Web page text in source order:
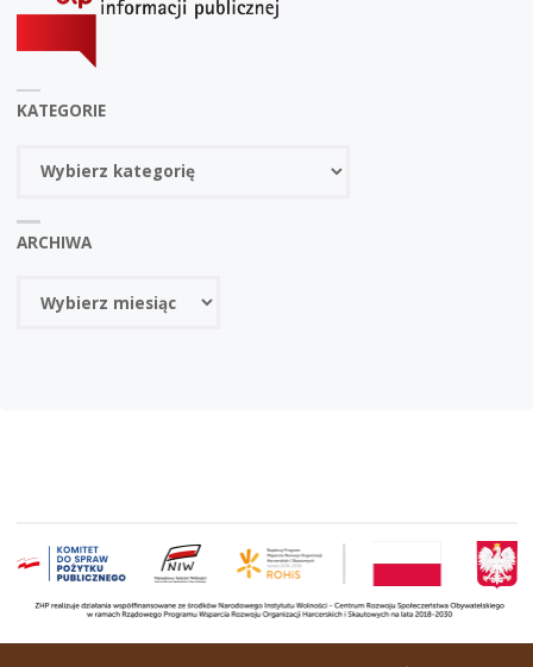
KATEGORIE
ARCHIWA